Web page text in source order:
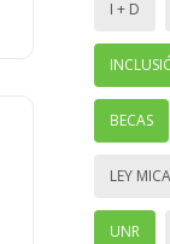
I + D
BECAS
LEY
UNR